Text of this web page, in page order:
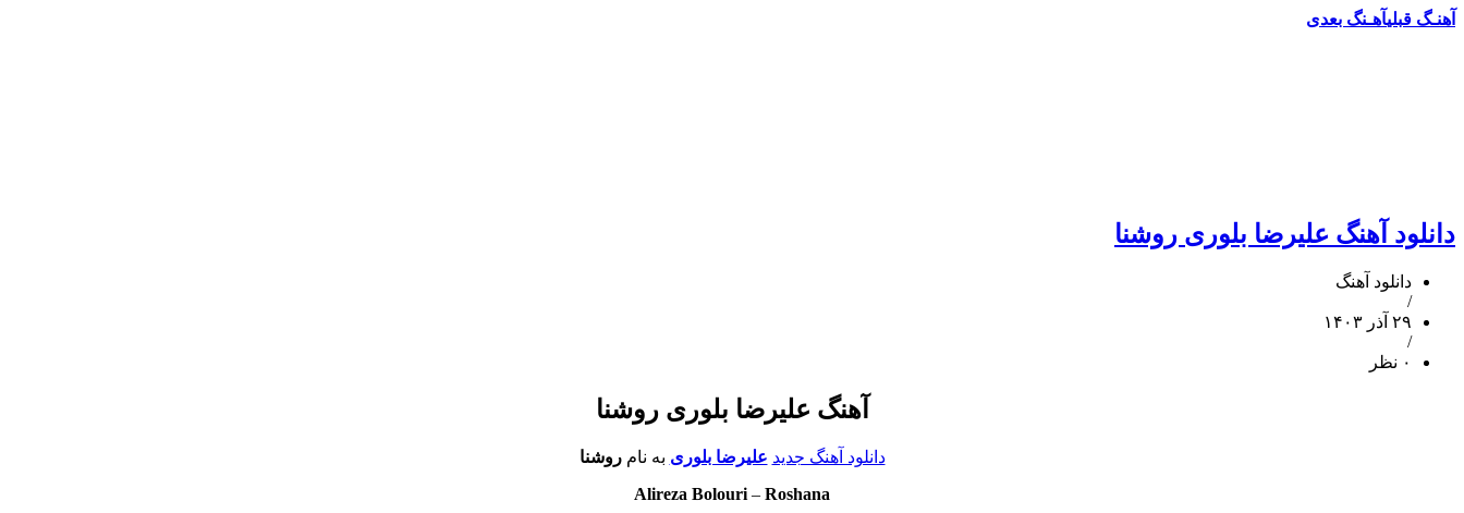
آهنـگ قبلیآهـنگ بعدی
دانلود آهنگ علیرضا بلوری روشنا
دانلود آهنگ
/
۲۹ آذر ۱۴۰۳
/
۰ نظر
آهنگ علیرضا بلوری روشنا
دانلود آهنگ جدید علیرضا بلوری به نامروشنا
Alireza Bolouri – Roshana